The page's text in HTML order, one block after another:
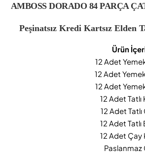
AMBOSS DORADO 84 PARÇA
Peşinatsız Kredi Kartsız Elden
Ürün
12 Adet
12 Adet
12 Adet
12 Adet Tatlı
12 Adet Tatlı
12 Adet Tatlı
12 Adet Çay
Paslanmaz